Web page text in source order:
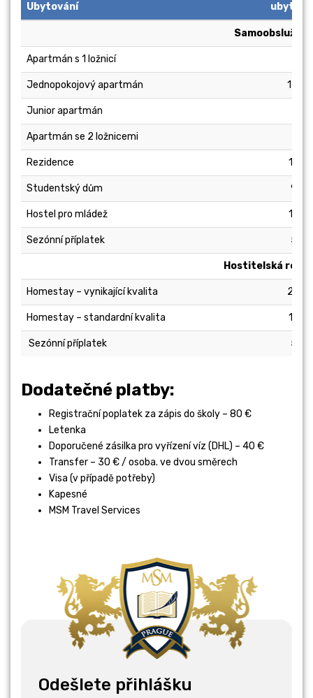
Ubytování
Samoobslužný
Apartmán s 1 ložnicí
Jednopokojový apartmán 140
Junior apartmán
Apartmán se 2 ložnicemi
Rezidence 110
Studentský dům 95
Hostel pro mládež 105
Sezónní příplatek 50
Hostitelská
Homestay – vynikající kvalita 200
Homestay – standardní kvalita 160
Sezónní příplatek 50
Dodatečné platby:
Registrační poplatek za zápis do školy – 80 €
Letenka
Doporučené zásilka pro vyřízení víz (DHL) – 40 €
Transfer – 30 € / osoba. ve dvou směrech
Visa (v případě potřeby)
Kapesné
MSM Travel Services
Odešlete přihlášku